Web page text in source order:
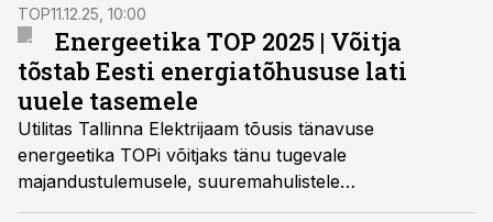
TOP11.12.25, 10:00
Energeetika TOP 2025 | Võitja
tõstab Eesti energiatõhususe lati
uuele tasemele
Utilitas Tallinna Elektrijaam tõusis tänavuse
energeetika TOPi võitjaks tänu tugevale
majandustulemusele, suuremahulistele
investeeringutele ja tehnoloogilistele lahendustele, mis